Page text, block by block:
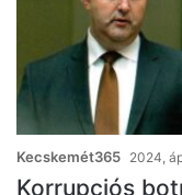
Kecskemét365 2024,
Korrupciós